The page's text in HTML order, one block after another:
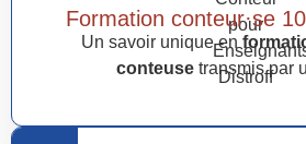
Formation conteur·se
Un savoir unique en
conteuse transmis par